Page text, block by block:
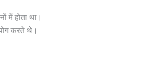
में होता था।
करते थे।